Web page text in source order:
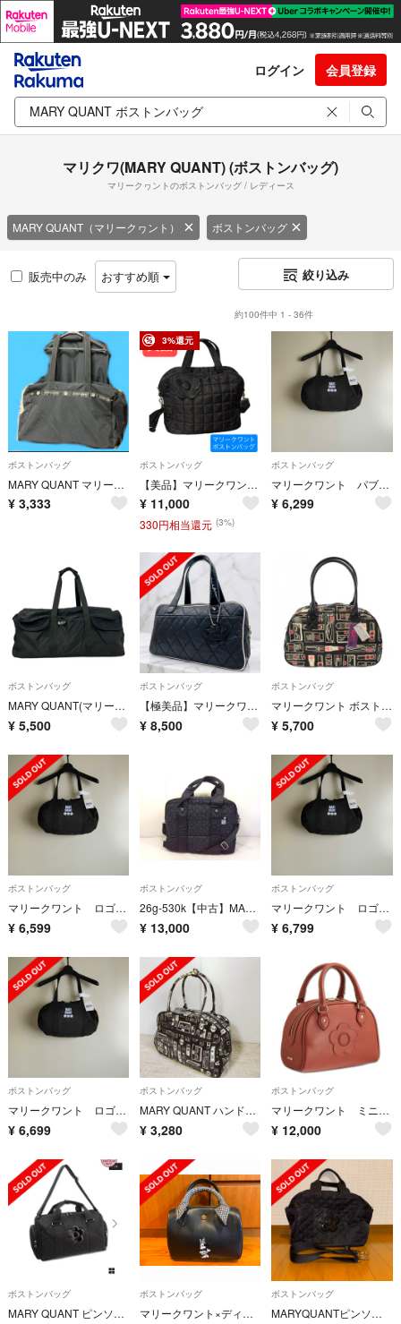
ログイン 会員登録
マリクワ(MARY QUANT) (ボストンバッグ)
マリークヮントのボストンバッグ / レディース
MARY QUANT（マリークヮント） ボストンバッグ
販売中のみ おすすめ順 絞り込み
約100件中 1 - 36件
ボストンバッグ
MARY QUANT マリークヮント ボストンバッグ ブラック デイジー柄
¥ 3,333
3%還元
ボストンバッグ
【美品】マリークワント ボストンバッグ キルティング ブラック
¥ 11,000
330円相当還元 (3%)
ボストンバッグ
マリークワント パブリュクス別注 ロゴ刺繍 ギャザー ボストンバッグ ブラック 新品
¥ 6,299
ボストンバッグ
MARY QUANT(マリークワント) ボストンバッグ - 黒 本体ロックなし
¥ 5,500
ボストンバッグ
【極美品】マリークワント キルティング ボストンバッグ 黒 廃盤品 A4 大容量
¥ 8,500
ボストンバッグ
マリークワント ボストンバッグ ハンドバッグ 総柄 黒 ブラック /TK 30
¥ 5,700
ボストンバッグ
マリークワント ロゴ刺繍 ギャザー ボストンバッグ ブラック 新品
¥ 6,599
ボストンバッグ
26g-530k【中古】MARY QUANT マリークワント マリクワ デイジーキルト キルティング ボストンバッグ ショルダー付き ブラック
¥ 13,000
ボストンバッグ
マリークワント ロゴ刺繍 ギャザー ボストンバッグ ブラック 新品
¥ 6,799
ボストンバッグ
マリークワント ロゴ刺繍 ギャザー ボストンバッグ ブラック 新品
¥ 6,699
ボストンバッグ
MARY QUANT ハンドバッグ コスメモチーフ ミニボストン トラベルバッグ
¥ 3,280
ボストンバッグ
マリークワント ミニボストンバッグ テラコッタ
¥ 12,000
ボストンバッグ
MARY QUANT ピンソニックキルトデイジー ボストンバッグ 2way 黒
ボストンバッグ
マリークワント×ディズニー☆コラボ☆ミニー☆ボストンバッグ
ボストンバッグ
MARYQUANTピンソニックキルトデイジーライトボストン 36×30×17cm